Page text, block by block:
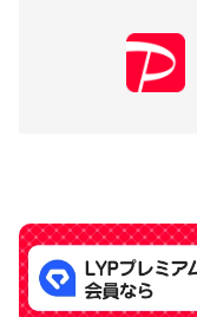
東京スター銀行
山梨中央銀行
横浜銀行